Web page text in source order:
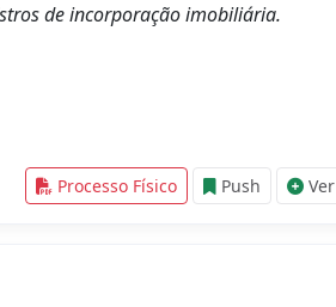
de incorporação imobiliária.
Processo Físico Push Ver